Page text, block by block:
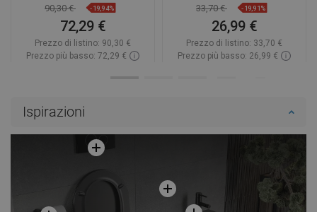
90,30 € -19,94%
72,29 €
Prezzo di listino: 90,30 €
Prezzo più basso: 72,29 €
33,70 € -19,91%
26,99 €
Prezzo di listino: 33,70 €
Prezzo più basso: 26,99 €
Ispirazioni